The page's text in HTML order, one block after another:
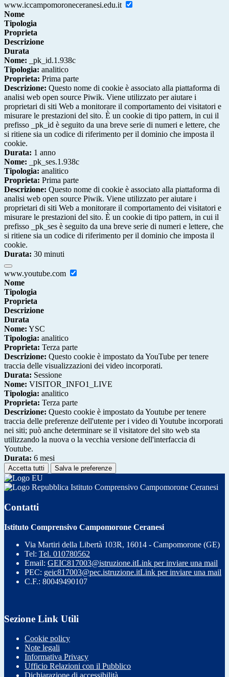
www.iccampomoroneceranesi.edu.it
Nome
Tipologia
Proprieta
Descrizione
Durata
Nome: _pk_id.1.938c
Tipologia: analitico
Proprieta: Prima parte
Descrizione: Questo nome di cookie è associato alla piattaforma di
analisi web open source Piwik. Viene utilizzato per aiutare i
proprietari di siti Web a monitorare il comportamento dei visitatori e
misurare le prestazioni del sito. È un cookie di tipo pattern, in cui il
prefisso _pk_id è seguito da una breve serie di numeri e lettere, che
si ritiene sia un codice di riferimento per il dominio che imposta il
cookie.
Durata: 1 anno
Nome: _pk_ses.1.938c
Tipologia: analitico
Proprieta: Prima parte
Descrizione: Questo nome di cookie è associato alla piattaforma di
analisi web open source Piwik. Viene utilizzato per aiutare i
proprietari di siti Web a monitorare il comportamento dei visitatori e
misurare le prestazioni del sito. È un cookie di tipo pattern, in cui il
prefisso _pk_ses è seguito da una breve serie di numeri e lettere, che
si ritiene sia un codice di riferimento per il dominio che imposta il
cookie.
Durata: 30 minuti
www.youtube.com
Nome
Tipologia
Proprieta
Descrizione
Durata
Nome: YSC
Tipologia: analitico
Proprieta: Terza parte
Descrizione: Questo cookie è impostato da YouTube per tenere
traccia delle visualizzazioni dei video incorporati.
Durata: Sessione
Nome: VISITOR_INFO1_LIVE
Tipologia: analitico
Proprieta: Terza parte
Descrizione: Questo cookie è impostato da Youtube per tenere
traccia delle preferenze dell'utente per i video di Youtube incorporati
nei siti; può anche determinare se il visitatore del sito web sta
utilizzando la nuova o la vecchia versione dell'interfaccia di
Youtube.
Durata: 6 mesi
Accetta tutti Salva le preferenze
Istituto Comprensivo Campomorone Ceranesi
Contatti
Istituto Comprensivo Campomorone Ceranesi
Via Martiri della Libertà 103R, 16014 - Campomorone (GE)
Tel: Tel. 010780562
Email: GEIC817003@istruzione.itLink per inviare una mail
PEC: geic817003@pec.istruzione.itLink per inviare una mail
C.F.: 80049490107
Sezione Link Utili
Cookie policy
Note legali
Informativa Privacy
Ufficio Relazioni con il Pubblico